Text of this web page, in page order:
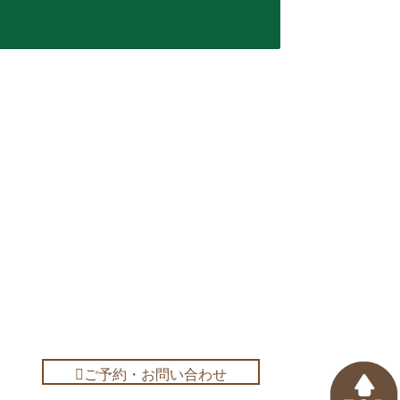
ご予約・お問い合わせ